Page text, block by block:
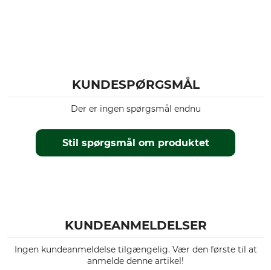
KUNDESPØRGSMÅL
Stil spørgsmål om produktet
Der er ingen spørgsmål endnu
KUNDEANMELDELSER
Ingen kundeanmeldelse tilgængelig. Vær den første til at
anmelde denne artikel!